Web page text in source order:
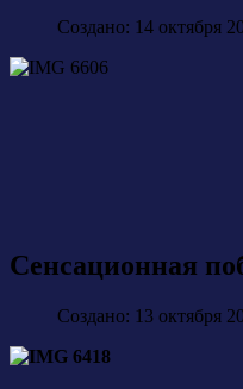
Создано: 14 октября
Сенсационная
Создано: 13 октября